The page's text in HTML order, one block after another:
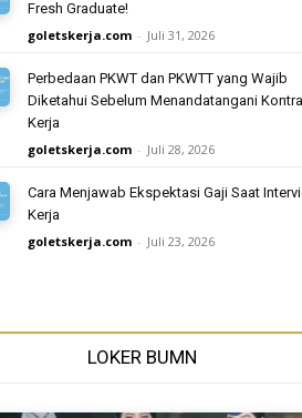
Fresh Graduate!
goletskerja.com - Juli 31, 2026
Perbedaan PKWT dan PKWTT yang Wajib
Diketahui Sebelum Menandatangani
Kerja
goletskerja.com - Juli 28, 2026
Cara Menjawab Ekspektasi Gaji Saat
Kerja
goletskerja.com - Juli 23, 2026
LOKER BUMN